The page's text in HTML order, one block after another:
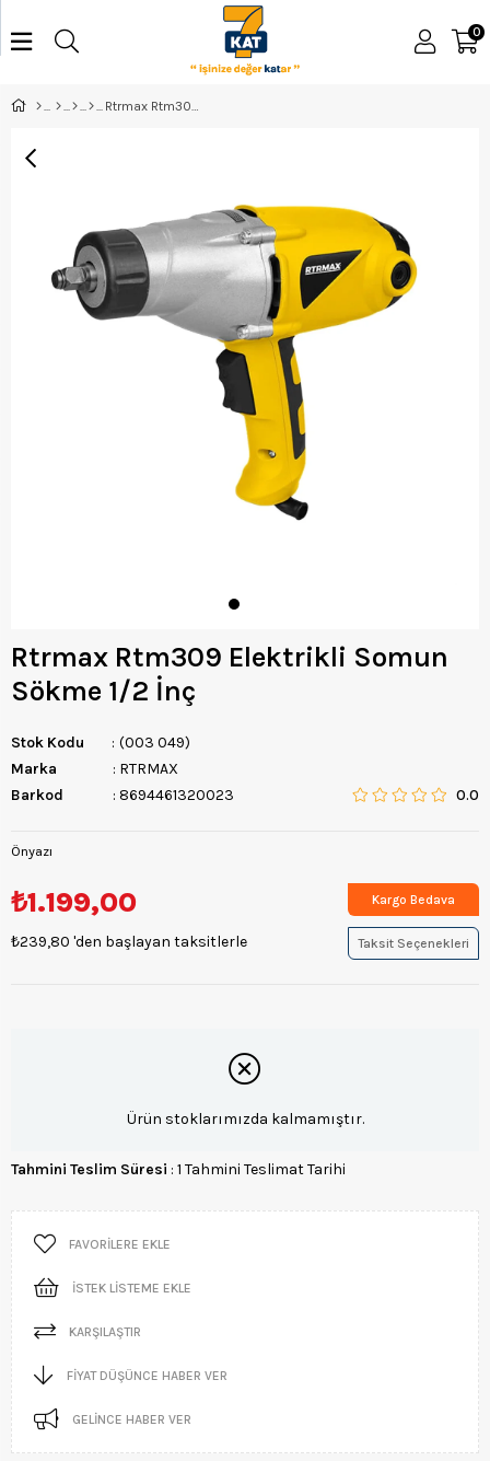
0
Rtrmax Rtm309 Elektrikli Somun
Sökme 1/2 İnç
Stok Kodu
(003 049)
Marka
: RTRMAX
Barkod
: 8694461320023 0.0
Önyazı
₺1.199,00
₺239,80 'den başlayan taksitlerle
Kargo Bedava
Taksit Seçenekleri
Ürün stoklarımızda kalmamıştır.
Tahmini Teslim Süresi : 1 Tahmini Teslimat Tarihi
FAVORILERE EKLE
İSTEK LISTEME EKLE
KARŞILAŞTIR
FIYAT DÜŞÜNCE HABER VER
GELINCE HABER VER